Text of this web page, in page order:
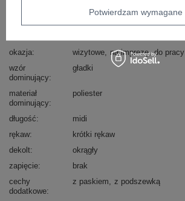
okazja
wizytowe na imprezę do pracy
wzór
dominujący
gładki
materiał
dominujący
poliester
długość
midi
rękaw
krótki rękaw
dekolt
okrągły
zapięcie
brak
cechy
dodatkowe
z paskiem z podszewką
Potwierdzam wymagane